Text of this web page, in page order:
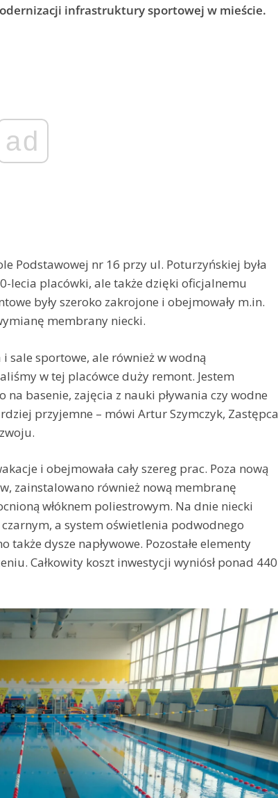
infrastruktury sportowej w mieście.
ad
Podstawowej nr 16 przy ul. Poturzyńskiej była
lecia placówki, ale także dzięki oficjalnemu
były szeroko zakrojone i obejmowały m.in.
membrany niecki.
sale sportowe, ale również w wodną
w tej placówce duży remont. Jestem
basenie, zajęcia z nauki pływania czy wodne
przyjemne – mówi Artur Szymczyk, Zastępca
i obejmowała cały szereg prac. Poza nową
zainstalowano również nową membranę
włóknem poliestrowym. Na dnie niecki
a system oświetlenia podwodnego
dysze napływowe. Pozostałe elementy
Całkowity koszt inwestycji wyniósł ponad 440